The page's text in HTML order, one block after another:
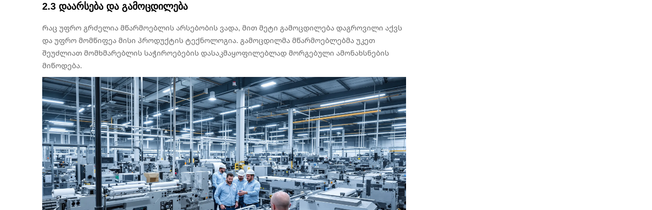
2.3 დაარსება და გამოცდილება
Რაც უფრო გრძელია მწარმოებლის არსებობის ვადა, მით მეტი გამოცდილება დაგროვილი აქვს
და უფრო მომწიფეა მისი პროდუქტის ტექნოლოგია. გამოცდილმა მწარმოებლებმა უკეთ
შეუძლიათ მომხმარებლის საჭიროებების დასაკმაყოფილებლად მორგებული ამონახსნების
მიწოდება.